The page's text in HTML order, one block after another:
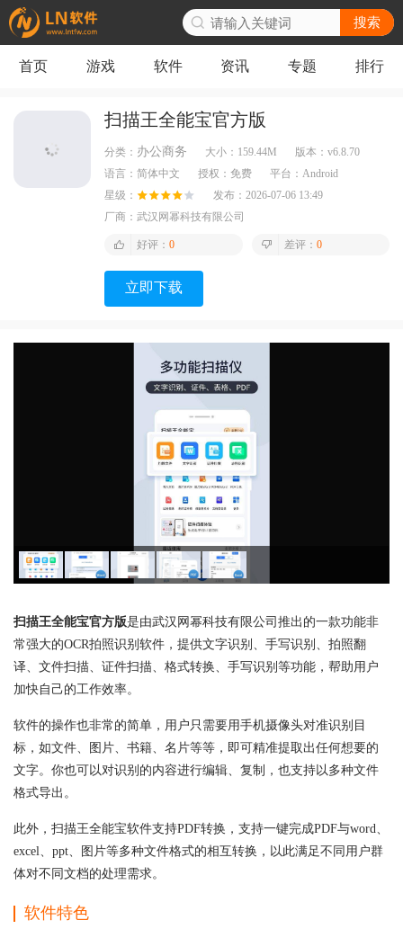
搜索
首页 游戏 软件 资讯 专题 排行
扫描王全能宝官方版
分类： 办公商务 大小： 159.44M 版本： v6.8.70
语言： 简体中文 授权： 免费 平台： Android
星级：
发布： 2026-07-06 13:49
厂商： 武汉网幂科技有限公司
好评： 0 差评： 0
立即下载
扫描王全能宝官方版是由武汉网幂科技有限公司推出的一款功能非
常强大的OCR拍照识别软件，提供文字识别、手写识别、拍照翻
译、文件扫描、证件扫描、格式转换、手写识别等功能，帮助用户
加快自己的工作效率。
软件的操作也非常的简单，用户只需要用手机摄像头对准识别目
标，如文件、图片、书籍、名片等等，即可精准提取出任何想要的
文字。你也可以对识别的内容进行编辑、复制，也支持以多种文件
格式导出。
此外，扫描王全能宝软件支持PDF转换，支持一键完成PDF与word、
excel、ppt、图片等多种文件格式的相互转换，以此满足不同用户群
体对不同文档的处理需求。
软件特色